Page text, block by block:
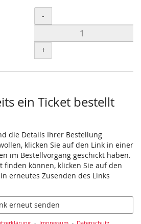
Menge
-
+
ein Ticket bestellt
die Details Ihrer Bestellung
klicken Sie auf den Link in einer
im Bestellvorgang geschickt haben.
finden können, klicken Sie auf den
erneutes Zusenden des Links
erneut senden